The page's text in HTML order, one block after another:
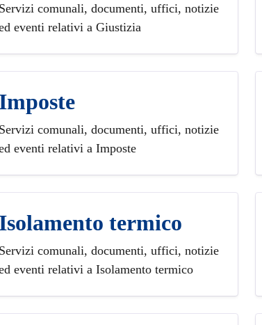
Servizi comunali, documenti, uffici, notizie
eventi relativi a Giustizia
Imposte
Servizi comunali, documenti, uffici, notizie
eventi relativi a Imposte
Isolamento termico
Servizi comunali, documenti, uffici, notizie
eventi relativi a Isolamento termico